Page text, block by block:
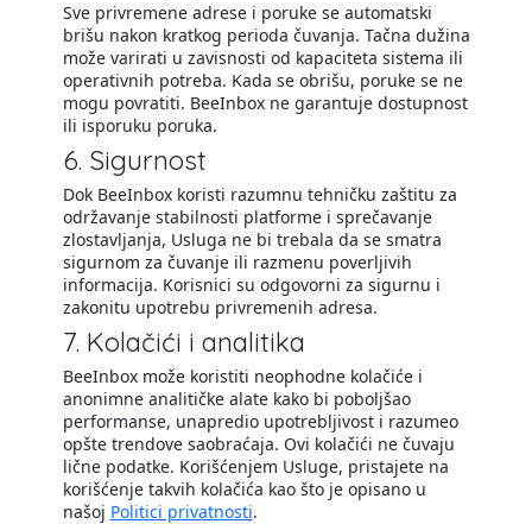
Sve privremene adrese i poruke se automatski
brišu nakon kratkog perioda čuvanja. Tačna dužina
može varirati u zavisnosti od kapaciteta sistema ili
operativnih potreba. Kada se obrišu, poruke se ne
mogu povratiti. BeeInbox ne garantuje dostupnost
ili isporuku poruka.
6. Sigurnost
Dok BeeInbox koristi razumnu tehničku zaštitu za
održavanje stabilnosti platforme i sprečavanje
zlostavljanja, Usluga ne bi trebala da se smatra
sigurnom za čuvanje ili razmenu poverljivih
informacija. Korisnici su odgovorni za sigurnu i
zakonitu upotrebu privremenih adresa.
7. Kolačići i analitika
BeeInbox može koristiti neophodne kolačiće i
anonimne analitičke alate kako bi poboljšao
performanse, unapredio upotrebljivost i razumeo
opšte trendove saobraćaja. Ovi kolačići ne čuvaju
lične podatke. Korišćenjem Usluge, pristajete na
korišćenje takvih kolačića kao što je opisano u
našoj Politici privatnosti.